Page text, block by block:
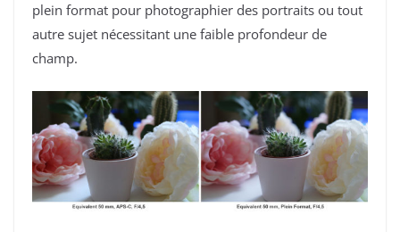
plein format pour photographier des portraits ou tout
autre sujet nécessitant une faible profondeur de
champ.